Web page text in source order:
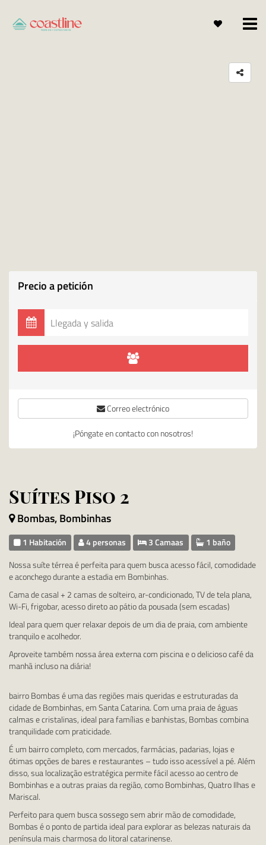
Suítes Piso 2
Bombas, Bombinhas
1 Habitación 4 personas 3 Camaas 1 baño
Nossa suíte térrea é perfeita para quem busca acesso fácil, comodidade
e aconchego durante a estadia em Bombinhas.
Cama de casal + 2 camas de solteiro, ar-condicionado, TV de tela plana,
Wi-Fi, frigobar, acesso direto ao pátio da pousada (sem escadas)
Ideal para quem quer relaxar depois de um dia de praia, com ambiente
tranquilo e acolhedor.
Aproveite também nossa área externa com piscina e o delicioso café da
manhã incluso na diária!
bairro Bombas é uma das regiões mais queridas e estruturadas da
cidade de Bombinhas, em Santa Catarina. Com uma praia de águas
calmas e cristalinas, ideal para famílias e banhistas, Bombas combina
tranquilidade com praticidade.
É um bairro completo, com mercados, farmácias, padarias, lojas e
ótimas opções de bares e restaurantes – tudo isso acessível a pé. Além
disso, sua localização estratégica permite fácil acesso ao centro de
Bombinhas e a outras praias da região, como Bombinhas, Quatro Ilhas e
Mariscal.
Perfeito para quem busca sossego sem abrir mão de comodidade,
Bombas é o ponto de partida ideal para explorar as belezas naturais da
península mais charmosa do litoral catarinense.
Precio a petición
Correo electrónico
¡Póngate en contacto con nosotros!